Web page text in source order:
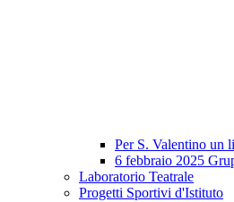
Per S. Valentino un
6 febbraio 2025
Laboratorio Teatrale
Progetti Sportivi d'Istituto